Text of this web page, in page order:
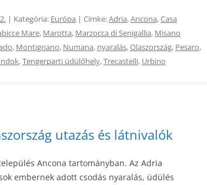
| Kategória: Európa | Címke:Adria,Ancona,Casa
Mare, Marotta, Marzocca di Senigallia, Misano
, Montignano, Numana, nyaralás,Olaszország, Pesaro,
,Tengerparti üdülőhely,Trecastelli, Urbino
utazás és látnivalók
Ancona tartományban. Az Adria
embernek adott csodás nyaralás, üdülés